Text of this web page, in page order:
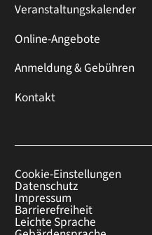
Veranstaltungskalender
Online-Angebote
Anmeldung & Gebühren
Kontakt
Cookie-Einstellungen
Datenschutz
Impressum
Barrierefreiheit
Leichte Sprache